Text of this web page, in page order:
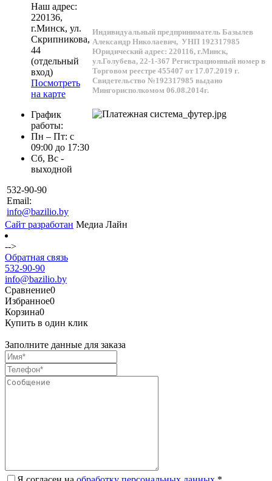
Наш адрес:
220136,
г.Минск, ул.
Скрипникова,
44
(отдельный
вход)
Посмотреть
на карте
График
работы:
Пн – Пт: с
09:00 до 17:30
Сб, Вс -
выходной
532-90-90
Email:
info@bazilio.by
Индивидуальный предприниматель Базылев
Александр Николаевич, УНП 192317985
Юридический адрес: 220116, г.Минск,
ул.Голубева, 22-1-367 Регистрационный номер в
Торговом реестре 455407 от 17.07.2019 г.
Свидетельство №192317985 выдано
Мингорисполкомом 06.08.2014г.
Сайт разработан Медиа Лайн
-->
Обратная связь
532-90-90
info@bazilio.by
Сравнение0
Избранное0
Корзина0
Купить в один клик
Заполните данные для заказа